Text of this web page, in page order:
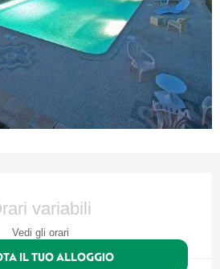
variabili
Vedi gli orari
IL TUO ALLOGGIO